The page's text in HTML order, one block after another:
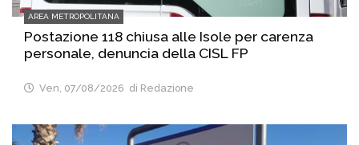
AREA METROPOLITANA
Postazione 118 chiusa alle Isole per carenza
personale, denuncia della CISL FP
Ven, 07/08/2026 di Redazione